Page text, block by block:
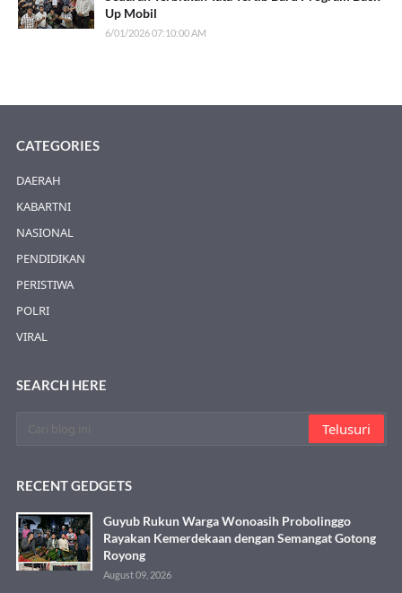
Up Mobil
6/01/2026 07:10:00 AM
CATEGORIES
DAERAH
KABARTNI
NASIONAL
PENDIDIKAN
PERISTIWA
POLRI
VIRAL
SEARCH HERE
RECENT GEDGETS
Guyub Rukun Warga Wonoasih Probolinggo
Rayakan Kemerdekaan dengan Semangat Gotong
Royong
August 09, 2026